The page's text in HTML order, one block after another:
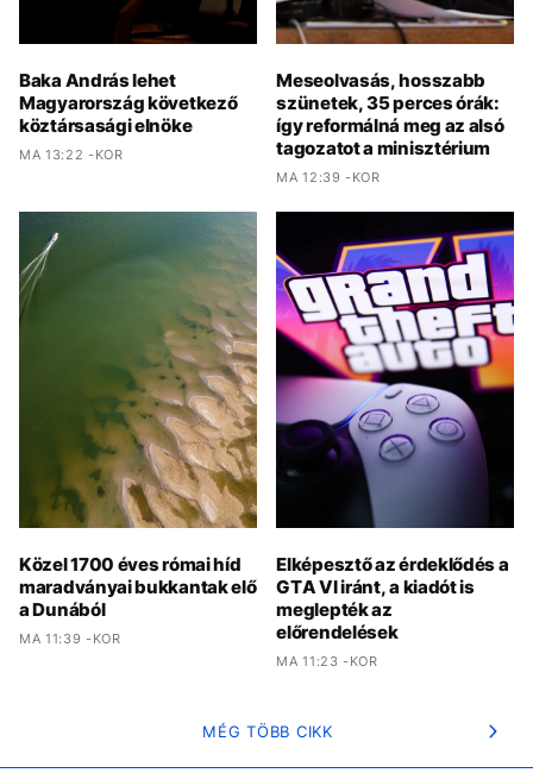
Baka András lehet
Magyarország következő
köztársasági elnöke
MA 13:22 -KOR
Meseolvasás, hosszabb
szünetek, 35 perces órák:
így reformálná meg az alsó
tagozatot a minisztérium
MA 12:39 -KOR
Közel 1700 éves római híd
maradványai bukkantak elő
a Dunából
MA 11:39 -KOR
Elképesztő az érdeklődés a
GTA VI iránt, a kiadót is
meglepték az
előrendelések
MA 11:23 -KOR
MÉG TÖBB CIKK